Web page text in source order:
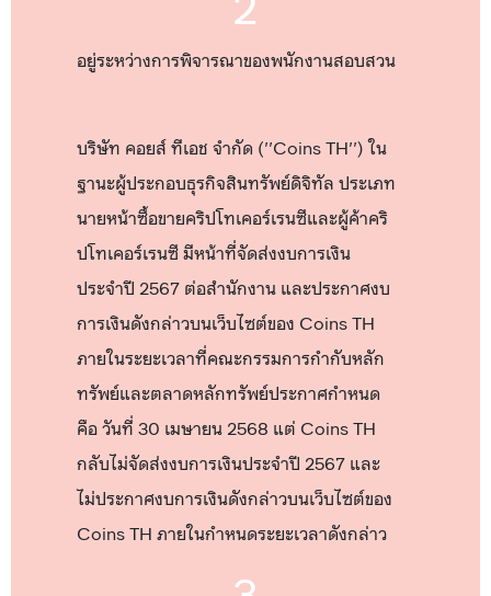
อยู่ระหว่างการพิจารณาของพนักงานสอบสวน
บริษัท คอยส์ ทีเอช จำกัด (''Coins TH'') ใน
ฐานะผู้ประกอบธุรกิจสินทรัพย์ดิจิทัล ประเภท
นายหน้าซื้อขายคริปโทเคอร์เรนซีและผู้ค้าคริ
ปโทเคอร์เรนซี มีหน้าที่จัดส่งงบการเงิน
ประจำปี 2567 ต่อสำนักงาน และประกาศงบ
การเงินดังกล่าวบนเว็บไซต์ของ Coins TH
ภายในระยะเวลาที่คณะกรรมการกำกับหลัก
ทรัพย์และตลาดหลักทรัพย์ประกาศกำหนด
คือ วันที่ 30 เมษายน 2568 แต่ Coins TH
กลับไม่จัดส่งงบการเงินประจำปี 2567 และ
ไม่ประกาศงบการเงินดังกล่าวบนเว็บไซต์ของ
Coins TH ภายในกำหนดระยะเวลาดังกล่าว